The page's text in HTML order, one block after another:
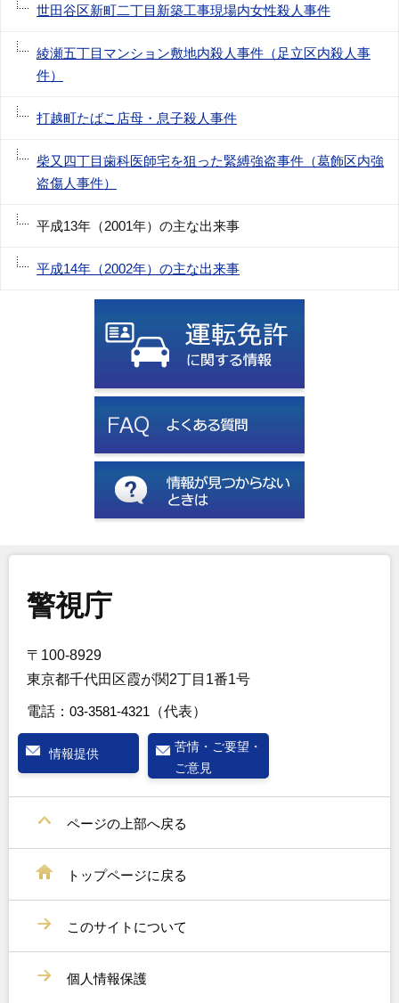
世田谷区新町二丁目新築工事現場内女性殺人事件
綾瀬五丁目マンション敷地内殺人事件（足立区内殺人事
件）
打越町たばこ店母・息子殺人事件
柴又四丁目歯科医師宅を狙った緊縛強盗事件（葛飾区内強
盗傷人事件）
平成13年（2001年）の主な出来事
平成14年（2002年）の主な出来事
警視庁
〒100-8929
東京都千代田区霞が関2丁目1番1号
電話： 03-3581-4321 （代表）
情報提供
苦情・ご要望・
ご意見
ページの上部へ戻る
トップページに戻る
このサイトについて
個人情報保護